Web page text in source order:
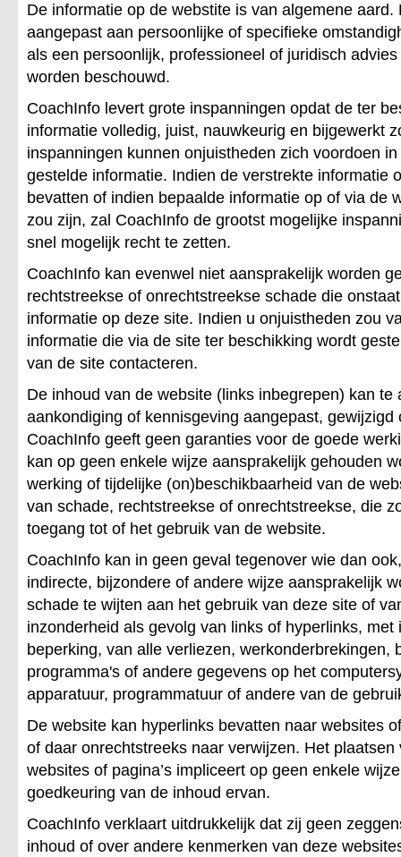
De informatie op de webstite is van algemene aard.
aangepast aan persoonlijke of specifieke
als een persoonlijk, professioneel of juridisch
worden beschouwd.
CoachInfo levert grote inspanningen opdat de ter
informatie volledig, juist, nauwkeurig en bijgewerkt
inspanningen kunnen onjuistheden zich voordoen
gestelde informatie. Indien de verstrekte informatie
bevatten of indien bepaalde informatie op of via de
zou zijn, zal CoachInfo de grootst mogelijke
snel mogelijk recht te zetten.
CoachInfo kan evenwel niet aansprakelijk worden
rechtstreekse of onrechtstreekse schade die
informatie op deze site. Indien u onjuistheden zou
informatie die via de site ter beschikking wordt
van de site contacteren.
De inhoud van de website (links inbegrepen) kan te
aankondiging of kennisgeving aangepast, gewijzigd
CoachInfo geeft geen garanties voor de goede
kan op geen enkele wijze aansprakelijk gehouden
werking of tijdelijke (on)beschikbaarheid van de
van schade, rechtstreekse of onrechtstreekse, die
toegang tot of het gebruik van de website.
CoachInfo kan in geen geval tegenover wie dan
indirecte, bijzondere of andere wijze aansprakelijk
schade te wijten aan het gebruik van deze site of
inzonderheid als gevolg van links of hyperlinks, met
beperking, van alle verliezen, werkonderbrekingen,
programma's of andere gegevens op het
apparatuur, programmatuur of andere van de
De website kan hyperlinks bevatten naar websites
of daar onrechtstreeks naar verwijzen. Het plaatsen
websites of pagina’s impliceert op geen enkele
goedkeuring van de inhoud ervan.
CoachInfo verklaart uitdrukkelijk dat zij geen
inhoud of over andere kenmerken van deze